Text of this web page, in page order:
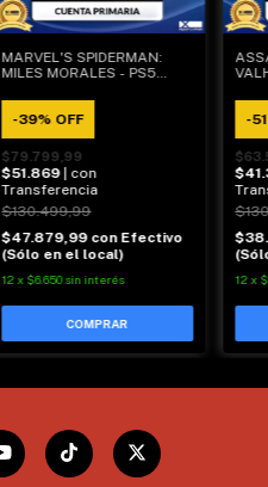
MARVEL'S SPIDERMAN:
MILES MORALES - PS5
-39% OFF
$79.799,99
$51.869 | con
Transferencia
$130.499,99
$47.879,99 con Efectivo
(Sólo en el local)
12 x $6.650 sin interés
-51
12 x